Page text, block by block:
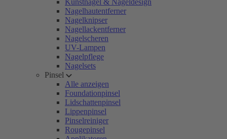
Kunstnägel & Nageldesign
Nagelhautentferner
Nagelknipser
Nagellackentferner
Nagelscheren
UV-Lampen
Nagelpflege
Nagelsets
Pinsel
Alle anzeigen
Foundationpinsel
Lidschattenpinsel
Lippenpinsel
Pinselreiniger
Rougepinsel